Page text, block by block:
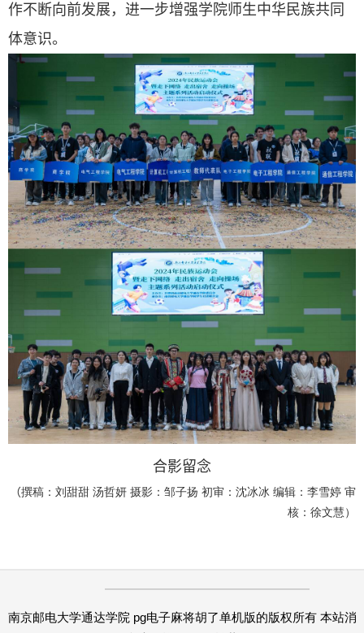
作不断向前发展，进一步增强学院师生中华民族共同
体意识。
合影留念
（撰稿：刘甜甜 汤哲妍 摄影：邹子扬 初审： 沈冰冰 编辑：李雪婷 审
核：徐文慧）
南京邮电大学通达学院 pg电子麻将胡了单机版的版权所有 本站消